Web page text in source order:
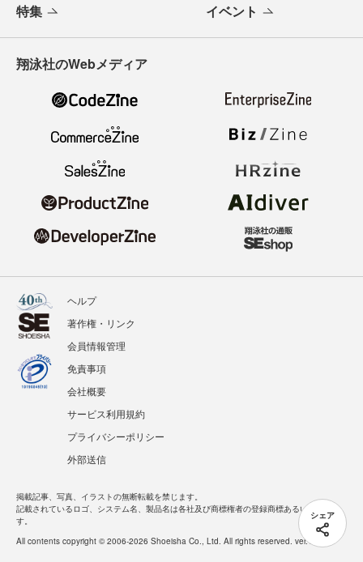
シェア
特集 イベント
翔泳社のWebメディア
ヘルプ
著作権・リンク
会員情報管理
免責事項
会社概要
サービス利用規約
プライバシーポリシー
外部送信
掲載記事、写真、イラストの無断転載を禁じます。
記載されているロゴ、システム名、製品名は各社及び商標権者の登録商標あるいは商標で
す。
All contents copyright © 2006-2026 Shoeisha Co., Ltd. All rights reserved. ver.1.5